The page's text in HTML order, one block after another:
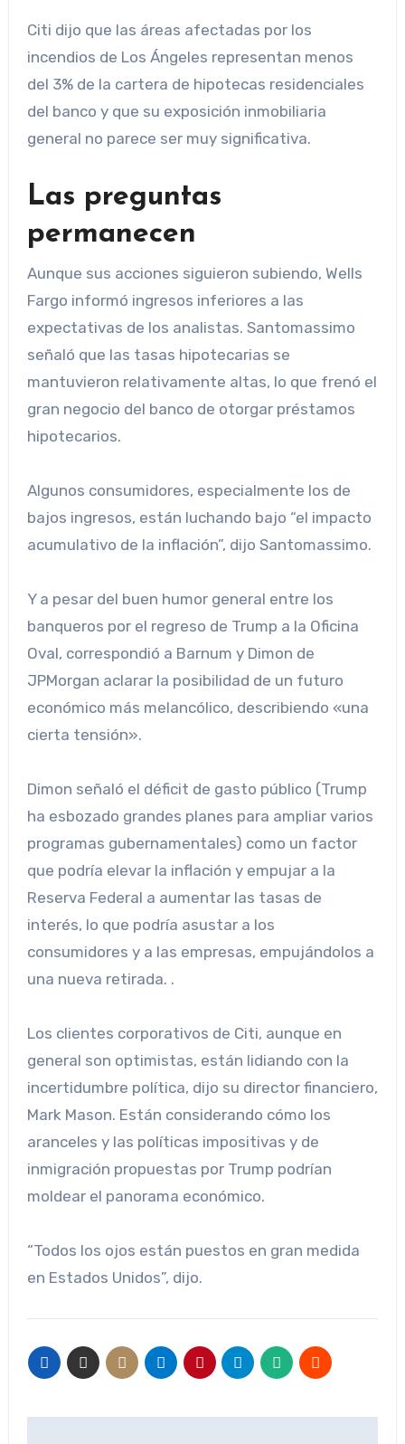
Citi dijo que las áreas afectadas por los
incendios de Los Ángeles representan menos
del 3% de la cartera de hipotecas residenciales
del banco y que su exposición inmobiliaria
general no parece ser muy significativa.
Las preguntas
permanecen
Aunque sus acciones siguieron subiendo, Wells
Fargo informó ingresos inferiores a las
expectativas de los analistas. Santomassimo
señaló que las tasas hipotecarias se
mantuvieron relativamente altas, lo que frenó el
gran negocio del banco de otorgar préstamos
hipotecarios.
Algunos consumidores, especialmente los de
bajos ingresos, están luchando bajo “el impacto
acumulativo de la inflación”, dijo Santomassimo.
Y a pesar del buen humor general entre los
banqueros por el regreso de Trump a la Oficina
Oval, correspondió a Barnum y Dimon de
JPMorgan aclarar la posibilidad de un futuro
económico más melancólico, describiendo «una
cierta tensión».
Dimon señaló el déficit de gasto público (Trump
ha esbozado grandes planes para ampliar varios
programas gubernamentales) como un factor
que podría elevar la inflación y empujar a la
Reserva Federal a aumentar las tasas de
interés, lo que podría asustar a los
consumidores y a las empresas, empujándolos a
una nueva retirada. .
Los clientes corporativos de Citi, aunque en
general son optimistas, están lidiando con la
incertidumbre política, dijo su director financiero,
Mark Mason. Están considerando cómo los
aranceles y las políticas impositivas y de
inmigración propuestas por Trump podrían
moldear el panorama económico.
“Todos los ojos están puestos en gran medida
en Estados Unidos”, dijo.